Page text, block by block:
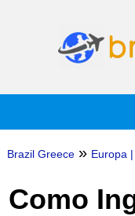
Brazil Greece » Europa |
Como